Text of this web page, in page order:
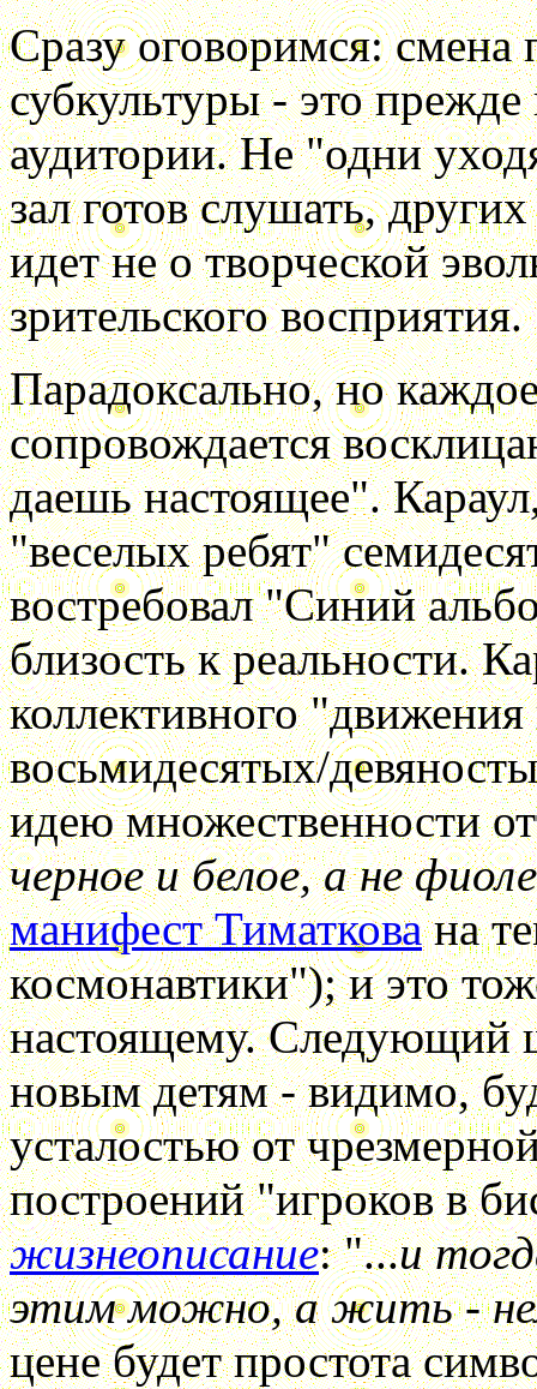
Сразу оговоримся: смена
субкультуры - это прежде
аудитории. Не "одни
зал готов слушать,
идет не о творческой
зрительского восприятия.
Парадоксально, но
сопровождается
даешь настоящее".
"веселых ребят"
востребовал "Синий
близость к реальности.
коллективного
восьмидесятых/
идею множественности
черное и белое, а не
манифест Тиматкована
космонавтики"); и это
настоящему. Следующий
новым детям - видимо,
усталостью от
построений "игроков в
жизнеописание: "...и
этим можно, а жить -
цене будет простота